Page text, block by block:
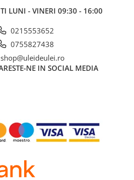
LUNI - VINERI 09:30 - 16:00
0215553652
0755827438
shop@uleideulei.ro
NE IN SOCIAL MEDIA